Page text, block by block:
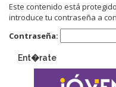
Este contenido está
introduce tu contraseña a
Contraseña:
Ent�rate